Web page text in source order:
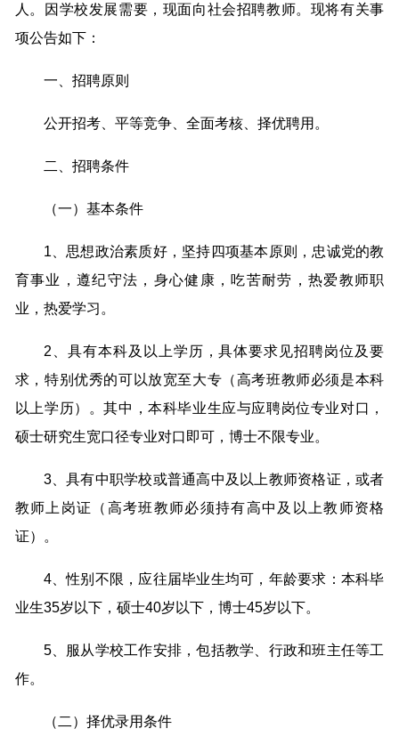
人。因学校发展需要，现面向社会招聘教师。现将有关事
项公告如下：
一、招聘原则
公开招考、平等竞争、全面考核、择优聘用。
二、招聘条件
（一）基本条件
1、思想政治素质好，坚持四项基本原则，忠诚党的教
育事业，遵纪守法，身心健康，吃苦耐劳，热爱教师职
业，热爱学习。
2、具有本科及以上学历，具体要求见招聘岗位及要
求，特别优秀的可以放宽至大专（高考班教师必须是本科
以上学历）。其中，本科毕业生应与应聘岗位专业对口，
硕士研究生宽口径专业对口即可，博士不限专业。
3、具有中职学校或普通高中及以上教师资格证，或者
教师上岗证（高考班教师必须持有高中及以上教师资格
证）。
4、性别不限，应往届毕业生均可，年龄要求：本科毕
业生35岁以下，硕士40岁以下，博士45岁以下。
5、服从学校工作安排，包括教学、行政和班主任等工
作。
（二）择优录用条件